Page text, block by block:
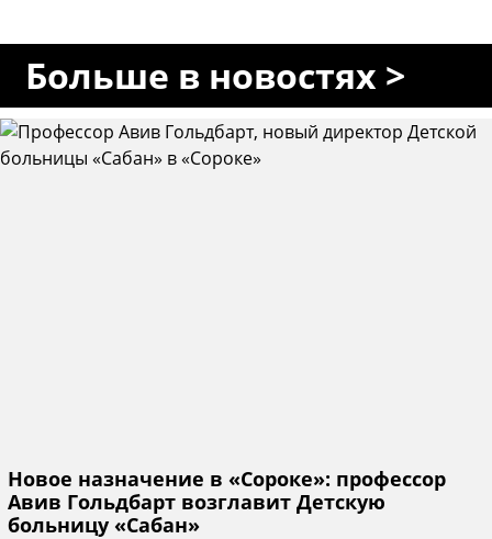
Больше в новостях >
Новое назначение в «Сороке»: профессор
Авив Гольдбарт возглавит Детскую
больницу «Сабан»